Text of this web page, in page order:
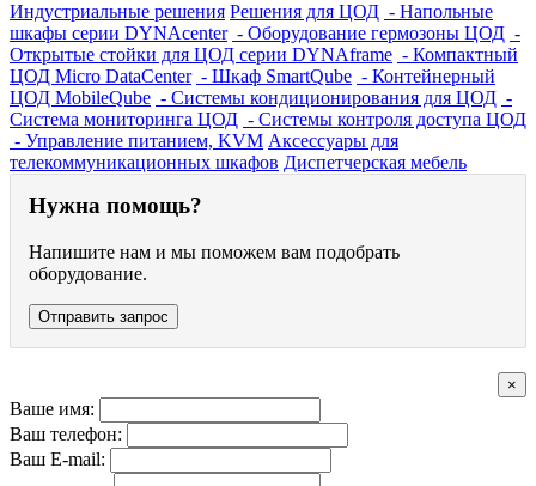
Индустриальные решения Решения для ЦОД - Напольные
шкафы серии DYNAcenter - Оборудование гермозоны ЦОД -
Открытые стойки для ЦОД серии DYNAframe - Компактный
ЦОД Micro DataCenter - Шкаф SmartQube - Контейнерный
ЦОД MobileQube - Системы кондиционирования для ЦОД -
Система мониторинга ЦОД - Системы контроля доступа ЦОД
- Управление питанием, KVM Аксессуары для
телекоммуникационных шкафов Диспетчерская мебель
Нужна помощь?
Напишите нам и мы поможем вам подобрать
оборудование.
Отправить запрос
×
Ваше имя:
Ваш телефон:
Ваш E-mail: